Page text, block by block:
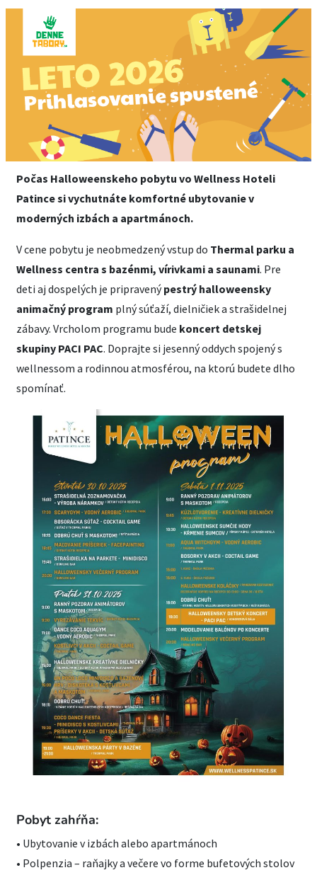
Počas Halloweenskeho pobytu vo Wellness Hoteli
Patince si vychutnáte komfortné ubytovanie v
moderných izbách a apartmánoch.
V cene pobytu je neobmedzený vstup do Thermal parku a
Wellness centra s bazénmi, vírivkami a saunami. Pre
deti aj dospelých je pripravenýpestrý halloweensky
animačný program plný súťaží, dielničiek a strašidelnej
zábavy. Vrcholom programu bude koncert detskej
skupiny PACI PAC. Doprajte si jesenný oddych spojený s
wellnessom a rodinnou atmosférou, na ktorú budete dlho
spomínať.
Pobyt zahŕňa:
• Ubytovanie v izbách alebo apartmánoch
• Polpenzia – raňajky a večere vo forme bufetových stolov